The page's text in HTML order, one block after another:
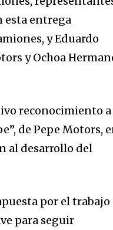
esta entrega
y Eduardo
y Ochoa
reconocimiento
de Pepe Motors,
al desarrollo del
por el trabajo
para seguir